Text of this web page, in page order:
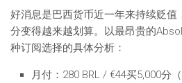
好消息是巴西货币近一年来持续贬值
分变得越来越划算。以最昂贵的
种订阅选择的具体分析：
月付：280 BRL / €44买5,000分（